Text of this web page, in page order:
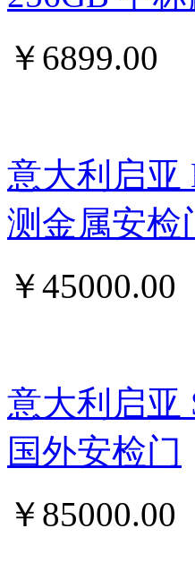
￥ 6899.00
意大利启亚
测金属安检
￥45000.00
意大利启亚
国外安检门
￥ 85000.00